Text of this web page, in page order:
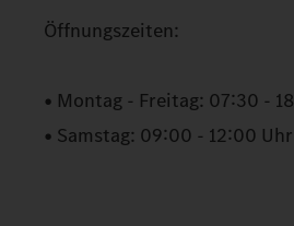
Öffnungszeiten:
• Montag - Freitag: 07:30 -
• Samstag: 09:00 - 12:00 Uhr